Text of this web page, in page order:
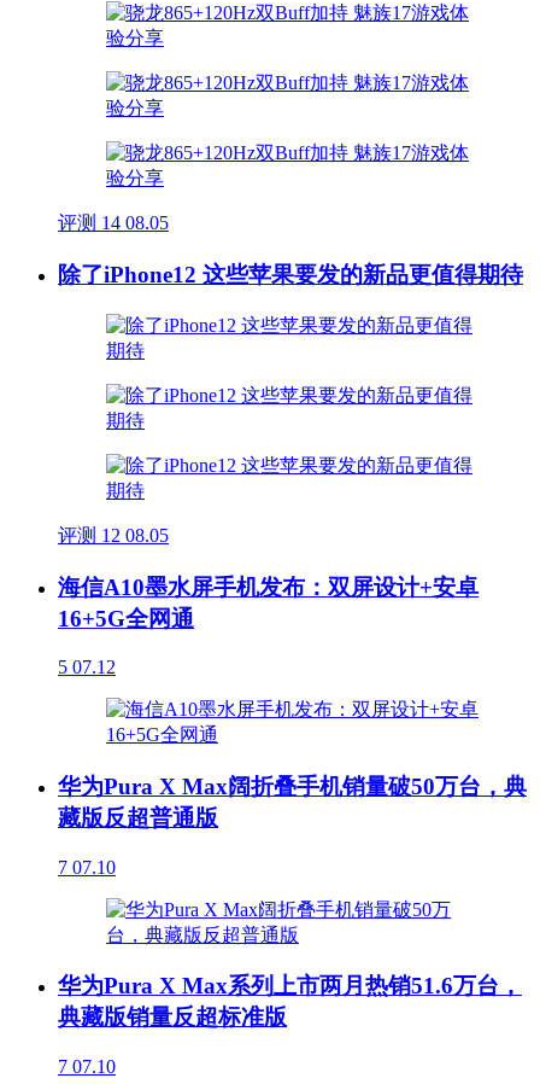
评测 14 08.05
除了iPhone12 这些苹果要发的新品更值得期待
评测 12 08.05
海信A10墨水屏手机发布：双屏设计+安卓
16+5G全网通
5 07.12
华为Pura X Max阔折叠手机销量破50万台，典
藏版反超普通版
7 07.10
华为Pura X Max系列上市两月热销51.6万台，
典藏版销量反超标准版
7 07.10